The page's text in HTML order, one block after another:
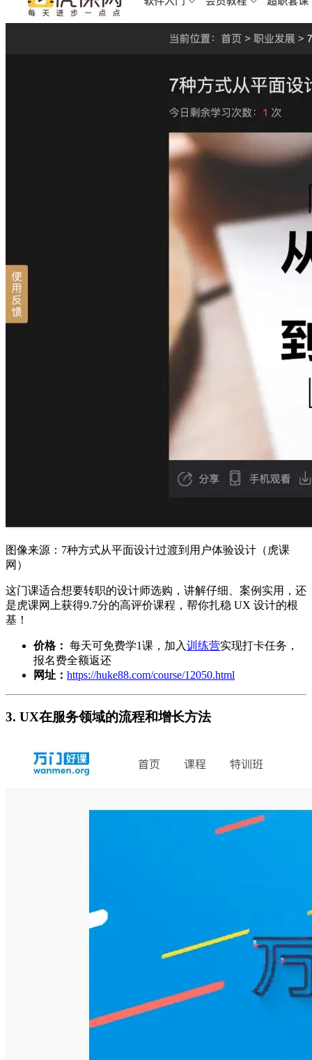
图像来源：7种方式从平面设计过渡到用户体验设计（虎课
网）
这门课适合想要转职的设计师选购，讲解仔细、案例实用，还
是虎课网上获得9.7分的高评价课程，帮你扎稳 UX 设计的根
基！
价格： 每天可免费学1课，加入训练营实现打卡任务，
报名费全额返还
网址： https://huke88.com/course/12050.html
3. UX在服务领域的流程和增长方法